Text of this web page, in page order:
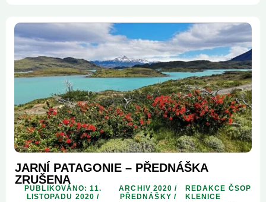
JARNÍ PATAGONIE – PŘEDNÁŠKA
ZRUŠENA
PUBLIKOVÁNO: 11.
LISTOPADU 2020 /
ARCHIV 2020 /
PŘEDNÁŠKY /
REDAKCE ČSOP
KLENICE